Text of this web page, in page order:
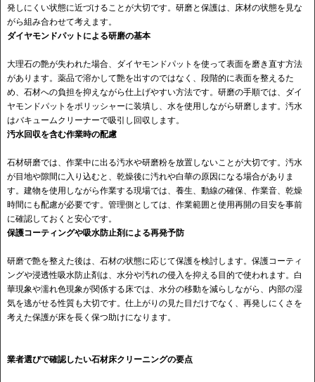
発しにくい状態に近づけることが大切です。研磨と保護は、床材の状態を見な
がら組み合わせて考えます。
ダイヤモンドパットによる研磨の基本
大理石の艶が失われた場合、ダイヤモンドパットを使って表面を磨き直す方法
があります。薬品で溶かして艶を出すのではなく、段階的に表面を整えるた
め、石材への負担を抑えながら仕上げやすい方法です。研磨の手順では、ダイ
ヤモンドパットをポリッシャーに装填し、水を使用しながら研磨します。汚水
はバキュームクリーナーで吸引し回収します。
汚水回収を含む作業時の配慮
石材研磨では、作業中に出る汚水や研磨粉を放置しないことが大切です。汚水
が目地や隙間に入り込むと、乾燥後に汚れや白華の原因になる場合がありま
す。建物を使用しながら作業する現場では、養生、動線の確保、作業音、乾燥
時間にも配慮が必要です。管理側としては、作業範囲と使用再開の目安を事前
に確認しておくと安心です。
保護コーティングや吸水防止剤による再発予防
研磨で艶を整えた後は、石材の状態に応じて保護を検討します。保護コーティ
ングや浸透性吸水防止剤は、水分や汚れの侵入を抑える目的で使われます。白
華現象や濡れ色現象が関係する床では、水分の移動を減らしながら、内部の湿
気を逃がせる性質も大切です。仕上がりの見た目だけでなく、再発しにくさを
考えた保護が床を長く保つ助けになります。
業者選びで確認したい石材床クリーニングの要点